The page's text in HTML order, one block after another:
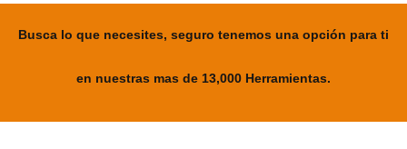
Busca lo que necesites, seguro tenemos una opción para ti
en nuestras mas de 13,000 Herramientas.